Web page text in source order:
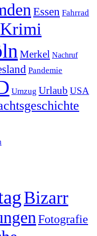
Essen Fahrrad
Krimi
Merkel Nachruf
Pandemie
Umzug Urlaub USA
Bizarr
Fotografie